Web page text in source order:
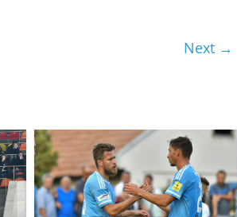
Next →